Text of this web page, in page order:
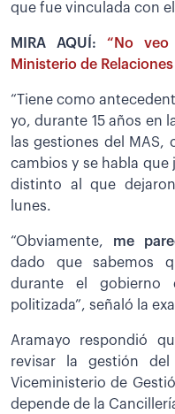
que fue vinculada con
MIRA AQUÍ: “No
Ministerio de
“Tiene como
yo, durante 15 años en
las gestiones del
cambios y se habla
distinto al que
lunes.
“Obviamente, me
dado que sabemos
durante el gobierno
politizada”, señaló la
Aramayo respondió
revisar la gestión
Viceministerio de
depende de la